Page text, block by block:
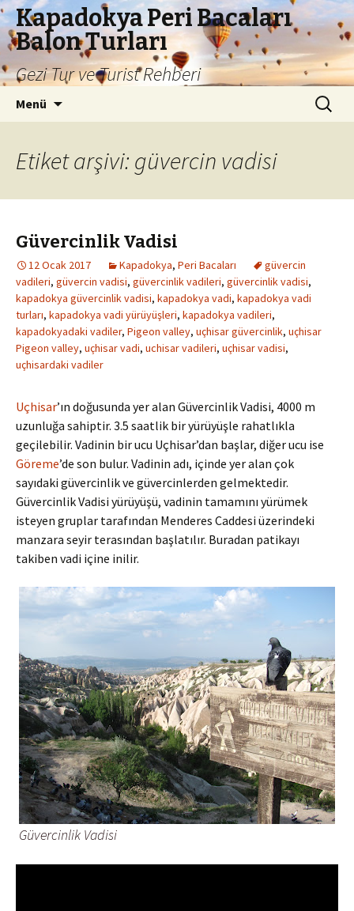
Kapadokya Peri Bacaları
Balon Turları
Gezi Tur ve Turist Rehberi
Menü Arama:
Etiket arşivi: güvercin vadisi
Güvercinlik Vadisi
12 Ocak 2017 Kapadokya, Peri Bacaları
güvercin
vadileri, güvercin vadisi, güvercinlik vadileri, güvercinlik vadisi,
kapadokya güvercinlik vadisi, kapadokya vadi, kapadokya vadi
turları, kapadokya vadi yürüyüşleri, kapadokya vadileri,
kapadokyadaki vadiler, Pigeon valley, uçhisar güvercinlik, uçhisar
Pigeon valley, uçhisar vadi, uchisar vadileri, uçhisar vadisi,
uçhisardaki vadiler
Uçhisar’ın doğusunda yer alan Güvercinlik Vadisi, 4000 m
uzunluğa sahiptir. 3.5 saatlik bir yürüyüşle rahatlıkla
geçilebilir. Vadinin bir ucu Uçhisar’dan başlar, diğer ucu ise
Göreme’de son bulur. Vadinin adı, içinde yer alan çok
sayıdaki güvercinlik ve güvercinlerden gelmektedir.
Güvercinlik Vadisi yürüyüşü, vadinin tamamını yürümek
isteyen gruplar tarafından Menderes Caddesi üzerindeki
manzara seyir terasından başlatılır. Buradan patikayı
takiben vadi içine inilir.
Güvercinlik Vadisi